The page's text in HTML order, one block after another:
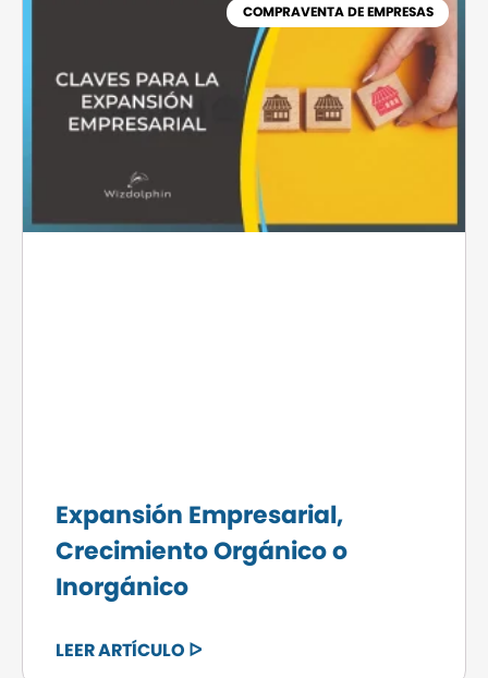
COMPRAVENTA DE EMPRESAS
Expansión Empresarial,
Crecimiento Orgánico o
Inorgánico
LEER ARTÍCULO ᐅ